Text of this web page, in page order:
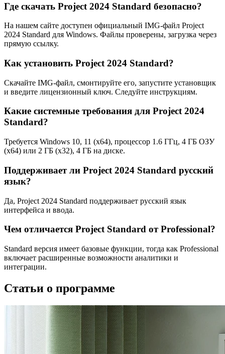
Где скачать Project 2024 Standard безопасно?
На нашем сайте доступен официальный IMG-файл Project
2024 Standard для Windows. Файлы проверены, загрузка через
прямую ссылку.
Как установить Project 2024 Standard?
Скачайте IMG-файл, смонтируйте его, запустите установщик
и введите лицензионный ключ. Следуйте инструкциям.
Какие системные требования для Project 2024
Standard?
Требуется Windows 10, 11 (x64), процессор 1.6 ГГц, 4 ГБ ОЗУ
(x64) или 2 ГБ (x32), 4 ГБ на диске.
Поддерживает ли Project 2024 Standard русский
язык?
Да, Project 2024 Standard поддерживает русский язык
интерфейса и ввода.
Чем отличается Project Standard от Professional?
Standard версия имеет базовые функции, тогда как Professional
включает расширенные возможности аналитики и
интеграции.
Статьи о программе